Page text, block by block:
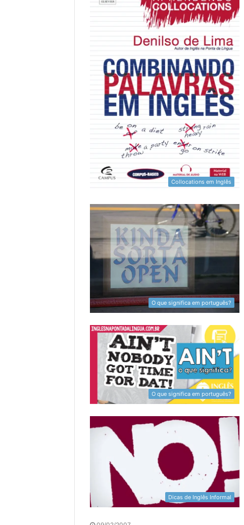
Collocations em Inglês
O que significa em português?
O que significa em português?
Dicas de Inglês Informal